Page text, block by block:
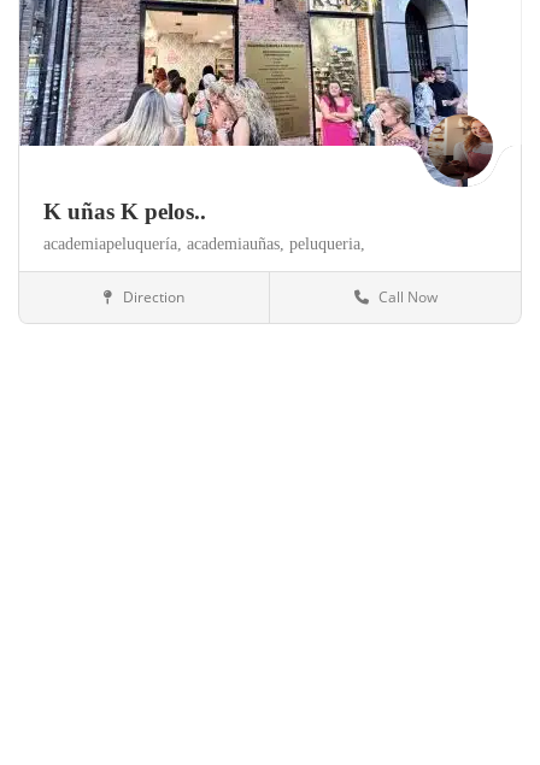
K uñas K pelos..
academiapeluquería, academiauñas, peluqueria,
Salud y belleza
Direction Call Now